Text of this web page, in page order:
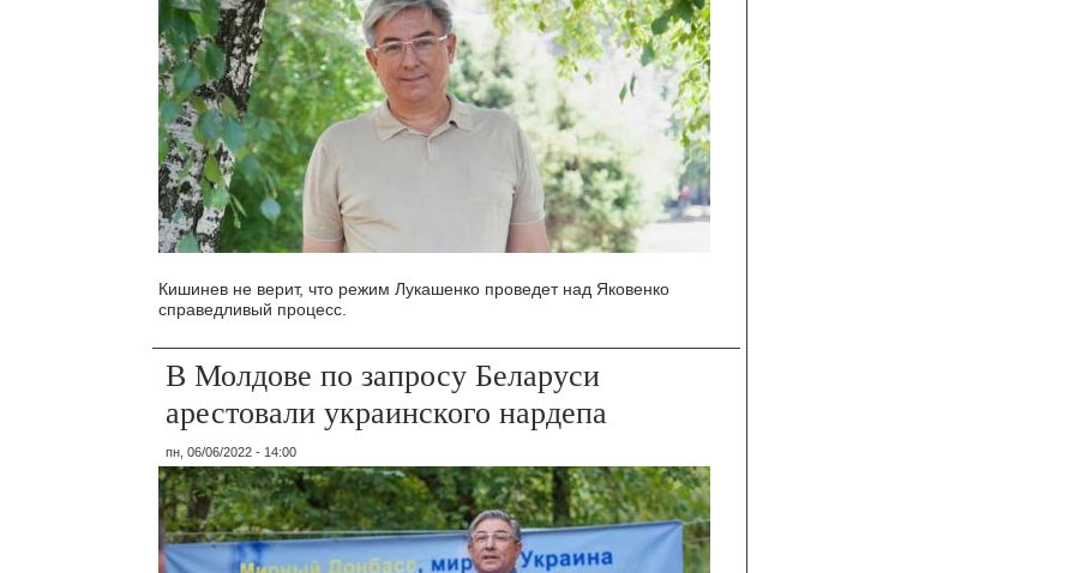
Кишинев не верит, что режим Лукашенко проведет над Яковенко
справедливый процесс.
В Молдове по запросу Беларуси
арестовали украинского нардепа
пн, 06/06/2022 - 14:00